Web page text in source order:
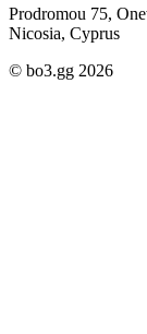
Prodromou 75,
Nicosia, Cyprus
© bo3.gg 2026